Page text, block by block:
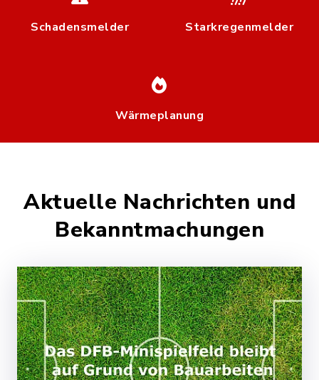
Schadensmelder Starkregenmelder
Wärmeplanung
Aktuelle Nachrichten und
Bekanntmachungen